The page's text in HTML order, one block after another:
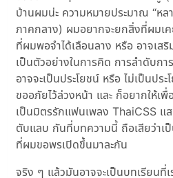
บ้านผมน่ะ ความหมายประมาณ “หล
ภาคกลาง) ผมอยากจะยกสิ่งที่ผมเ
ที่ผมพอจำได้เลือนลาง หรือ อาจเส
เป็นตัวอย่างในการคิด การลำดับกา
อาจจะเป็นประโยชน์ หรือ ไม่เป็นป
ขออภัยไว้ล่วงหน้า และ ก็อยากให้
เป็นมิตรรักแฟนเพลง ThaiCSS แ
ตับแลบ กันที่บทความนี้ ถือเสียว่าเ
ที่ผมขอพรเปิดขึ้นมาละกัน
จริง ๆ แล้วมันอาจจะเป็นบทเรียนที่